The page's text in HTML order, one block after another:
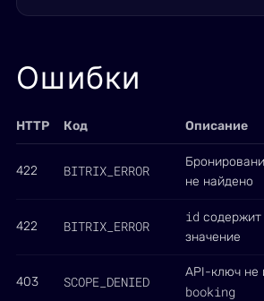
Ошибки
HTTP Код Описание
422 BITRIX_ERROR
не найдено
422 BITRIX_ERROR
id содержит
значение
403 SCOPE_DENIED
API-ключ не
booking